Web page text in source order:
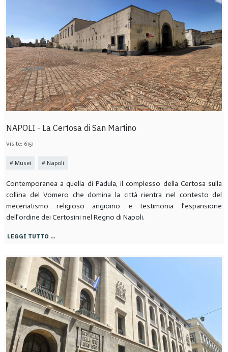
NAPOLI - La Certosa di San Martino
Visite: 6151
Musei Napoli
Contemporanea a quella di Padula, il complesso della Certosa sulla
collina del Vomero che domina la città rientra nel contesto del
mecenatismo religioso angioino e testimonia l’espansione
dell’ordine dei Certosini nel Regno di Napoli.
LEGGI TUTTO …